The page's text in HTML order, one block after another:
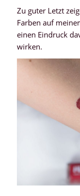
Zu guter Letzt
Farben auf
einen Eindruck
wirken.